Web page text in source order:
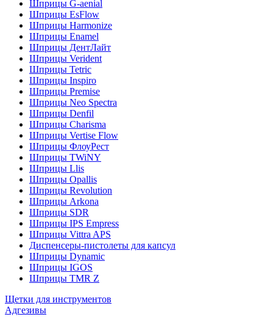
Шприцы G-aenial
Шприцы EsFlow
Шприцы Harmonize
Шприцы Enamel
Шприцы ДентЛайт
Шприцы Verident
Шприцы Tetric
Шприцы Inspiro
Шприцы Premise
Шприцы Neo Spectra
Шприцы Denfil
Шприцы Charisma
Шприцы Vertise Flow
Шприцы ФлоуРест
Шприцы TWiNY
Шприцы Llis
Шприцы Opallis
Шприцы Revolution
Шприцы Arkona
Шприцы SDR
Шприцы IPS Empress
Шприцы Vittra APS
Диспенсеры-пистолеты для капсул
Шприцы Dynamic
Шприцы IGOS
Шприцы TMR Z
Щетки для инструментов
Адгезивы